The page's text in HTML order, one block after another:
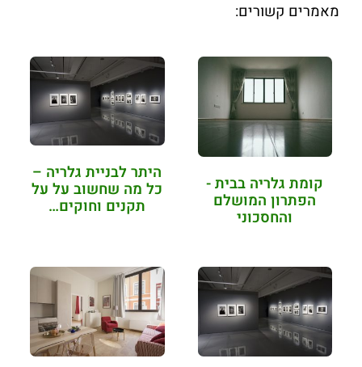
מאמרים קשורים:
קומת גלריה בבית -
הפתרון המושלם
והחסכוני
היתר לבניית גלריה –
כל מה שחשוב על על
תקנים וחוקים…